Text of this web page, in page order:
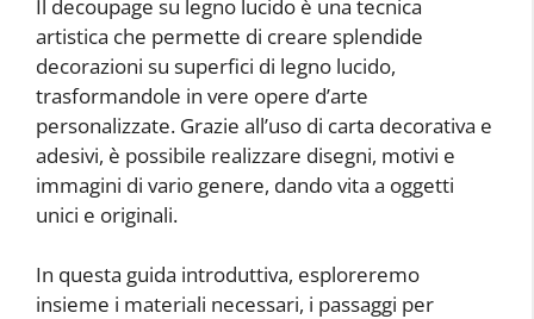
Il decoupage su legno lucido è una tecnica
artistica che permette di creare splendide
decorazioni su superfici di legno lucido,
trasformandole in vere opere d’arte
personalizzate. Grazie all’uso di carta decorativa e
adesivi, è possibile realizzare disegni, motivi e
immagini di vario genere, dando vita a oggetti
unici e originali.
In questa guida introduttiva, esploreremo
insieme i materiali necessari, i passaggi per